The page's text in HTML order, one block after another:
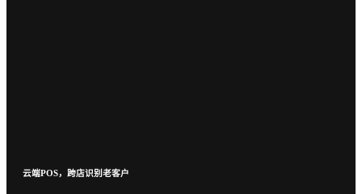
云端POS，跨店识别老客户